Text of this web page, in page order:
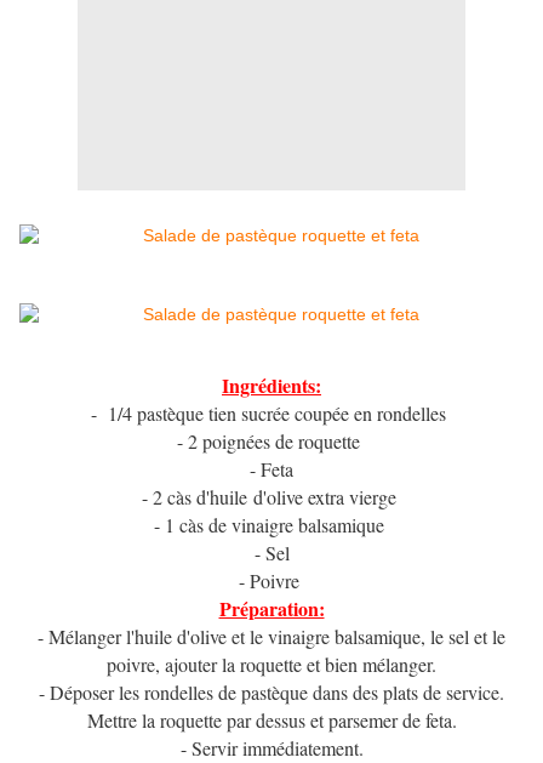
Ingrédients:
- 1/4 pastèque tien sucrée coupée en rondelles
- 2 poignées de roquette
- Feta
- 2 càs d'huile d'olive extra vierge
- 1 càs de vinaigre balsamique
- Sel
- Poivre
Préparation:
- Mélanger l'huile d'olive et le vinaigre balsamique, le sel et le
poivre, ajouter la roquette et bien mélanger.
- Déposer les rondelles de pastèque dans des plats de service.
Mettre la roquette par dessus et parsemer de feta.
- Servir immédiatement.